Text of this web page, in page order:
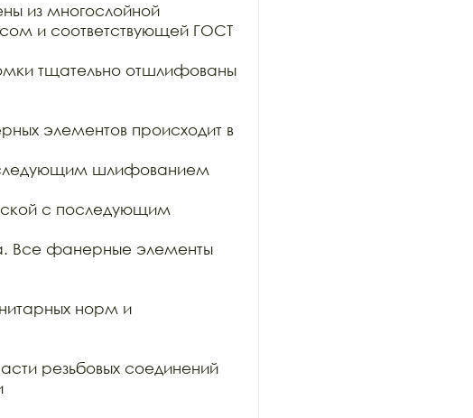
из многослойной
и соответствующей ГОСТ
тщательно отшлифованы
элементов происходит в
шлифованием
с последующим
Все фанерные элементы
норм и
резьбовых соединений